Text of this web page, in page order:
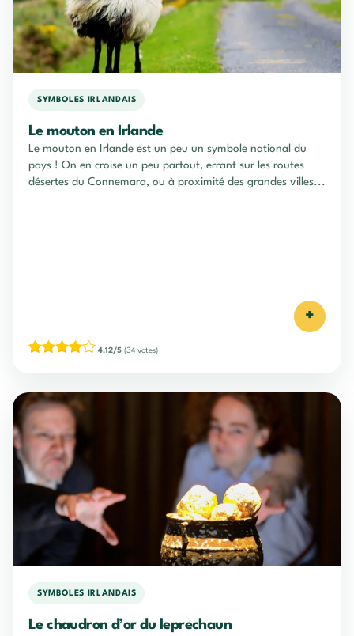
SYMBOLES IRLANDAIS
Le mouton en Irlande
Le mouton en Irlande est un peu un symbole national du
pays ! On en croise un peu partout, errant sur les routes
désertes du Connemara, ou à proximité des grandes villes...
+
4,12/5 (34 votes)
SYMBOLES IRLANDAIS
Le chaudron d’or du leprechaun